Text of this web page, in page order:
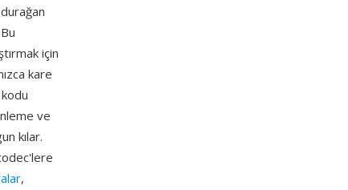
için
kare
ve
kılar.
,